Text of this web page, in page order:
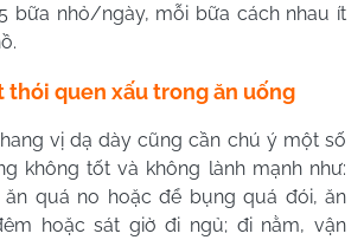
bữa nhỏ/ngày, mỗi bữa cách nhau ít
thói quen xấu trong ăn uống
vị dạ dày cũng cần chú ý một số
không tốt và không lành mạnh như:
ăn quá no hoặc để bụng quá đói, ăn
hoặc sát giờ đi ngủ; đi nằm, vận